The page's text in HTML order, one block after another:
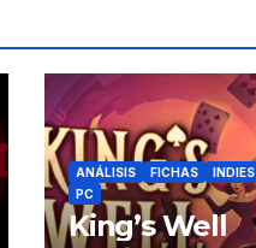
ANÁLISIS FICHAS INDIES
PC
King’s Well